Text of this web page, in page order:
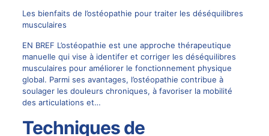
Les bienfaits de l’ostéopathie pour traiter les déséquilibres
musculaires
EN BREF L’ostéopathie est une approche thérapeutique
manuelle qui vise à identifer et corriger les déséquilibres
musculaires pour améliorer le fonctionnement physique
global. Parmi ses avantages, l’ostéopathie contribue à
soulager les douleurs chroniques, à favoriser la mobilité
des articulations et…
Techniques de